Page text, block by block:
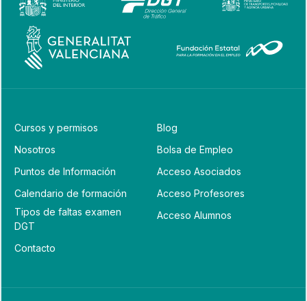
Cursos y permisos
Nosotros
Puntos de Información
Calendario de formación
Tipos de faltas examen
DGT
Contacto
Blog
Bolsa de Empleo
Acceso Asociados
Acceso Profesores
Acceso Alumnos